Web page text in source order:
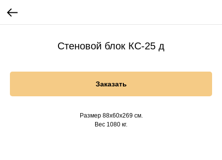
Стеновой блок КС-25 д
Заказать
Размер 88х60х269 см.
Вес 1080 кг.